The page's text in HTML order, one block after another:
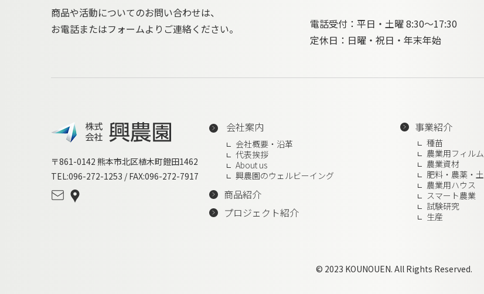
商品や活動についてのお問い合わせは、
お電話またはフォームよりご連絡ください。
電話受付：平日・土曜 8:30～17:30
定休日：日曜・祝日・年末年始
〒861-0142 熊本市北区植木町鐙田1462
TEL:096-272-1253 / FAX:096-272-7917
会社案内
会社概要・沿革
代表挨拶
About us
興農園のウェルビーイング
商品紹介
プロジェクト紹介
事業紹介
種苗
農業用フィルム
農業資材
肥料・農薬・土
農業用ハウス
スマート農業
試験研究
生産
© 2023 KOUNOUEN. All Rights Reserved.